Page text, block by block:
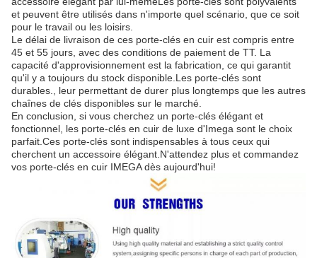
et peuvent être utilisés dans n'importe quel scénario, que ce soit
pour le travail ou les loisirs.
Le délai de livraison de ces porte-clés en cuir est compris entre
45 et 55 jours, avec des conditions de paiement de TT. La
capacité d'approvisionnement est la fabrication, ce qui garantit
qu'il y a toujours du stock disponible.Les porte-clés sont
durables., leur permettant de durer plus longtemps que les autres
chaînes de clés disponibles sur le marché.
En conclusion, si vous cherchez un porte-clés élégant et
fonctionnel, les porte-clés en cuir de luxe d'Imega sont le choix
parfait.Ces porte-clés sont indispensables à tous ceux qui
cherchent un accessoire élégant.N'attendez plus et commandez
vos porte-clés en cuir IMEGA dès aujourd'hui!